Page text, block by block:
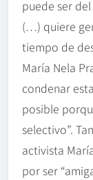
puede ser
(…) quiere
tiempo de
María Nela
condenar
posible
selectivo”.
activista
por ser